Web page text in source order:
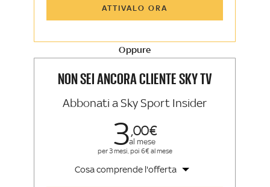
Sky TG24 Insider
Sport e Sky TG24
La newsletter esclusiva di Sky Sport
ATTIVALO ORA
Oppure
NON SEI ANCORA CLIENTE SKY TV
Abbonati a Sky Sport Insider
300
al mese
per 3 mesi, poi 6€ al mese
Cosa comprende l'offerta